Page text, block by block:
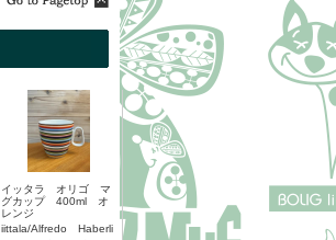
イッタラ オリゴ マ
グカップ 400ml オ
レンジ
iittala/Alfredo Haberli